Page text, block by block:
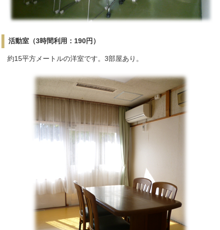
活動室（3時間利用：190円）
約15平方メートルの洋室です。3部屋あり。